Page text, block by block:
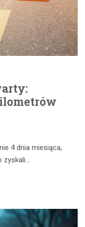
4 dnia miesiąca,
zyskali…